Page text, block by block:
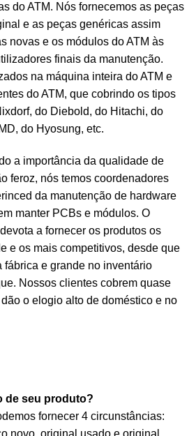
do ATM. Nós fornecemos as peças
e as peças genéricas assim
novas e os módulos do ATM às
finais da manutenção.
na máquina inteira do ATM e
do ATM, que cobrindo os tipos
do Diebold, do Hitachi, do
do Hyosung, etc.
a importância da qualidade de
feroz, nós temos coordenadores
da manutenção de hardware
manter PCBs e módulos. O
a fornecer os produtos os
e os mais competitivos, desde que
fábrica e grande no inventário
Nossos clientes cobrem quase
o elogio alto de doméstico e no
de seu produto?
fornecer 4 circunstâncias:
novo, original usado e original